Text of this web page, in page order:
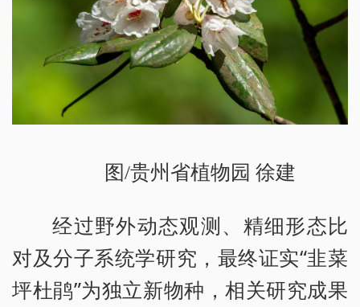
图/贵州省植物园 徐建
经过野外动态观测、精细形态比
对及分子系统学研究，最终证实“韭菜
坪杜鹃”为独立新物种，相关研究成果